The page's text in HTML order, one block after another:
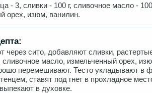
- 3, сливки - 100 г, сливочное масло -
орех, изюм, ванилин.
через сито, добавляют сливки,
сливочное масло, измельченный орех,
перемешивают. Тесто укладывают в
ставят под гнет в прохладное
в духовке.